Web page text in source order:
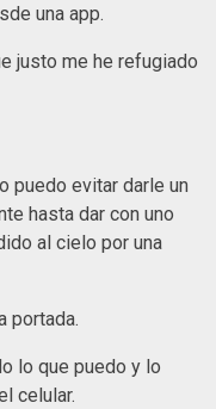
una app.
justo me he refugiado
puedo evitar darle un
hasta dar con uno
al cielo por una
portada.
lo que puedo y lo
celular.